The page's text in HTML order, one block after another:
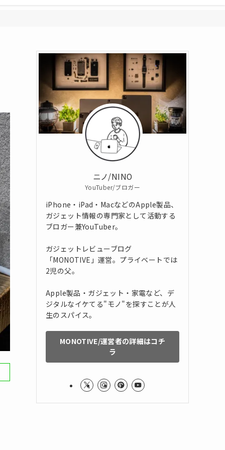
ニノ/NINO
YouTuber/ブロガー
iPhone・iPad・MacなどのApple製品、
ガジェット情報の専門家として活動する
ブロガー兼YouTuber。
ガジェットレビューブログ
「MONOTIVE」運営。プライベートでは
2児の父。
Apple製品・ガジェット・家電など、デ
ジタルなイケてる"モノ"を探すことが人
生のスパイス。
MONOTIVE/運営者の詳細はコチ
ラ